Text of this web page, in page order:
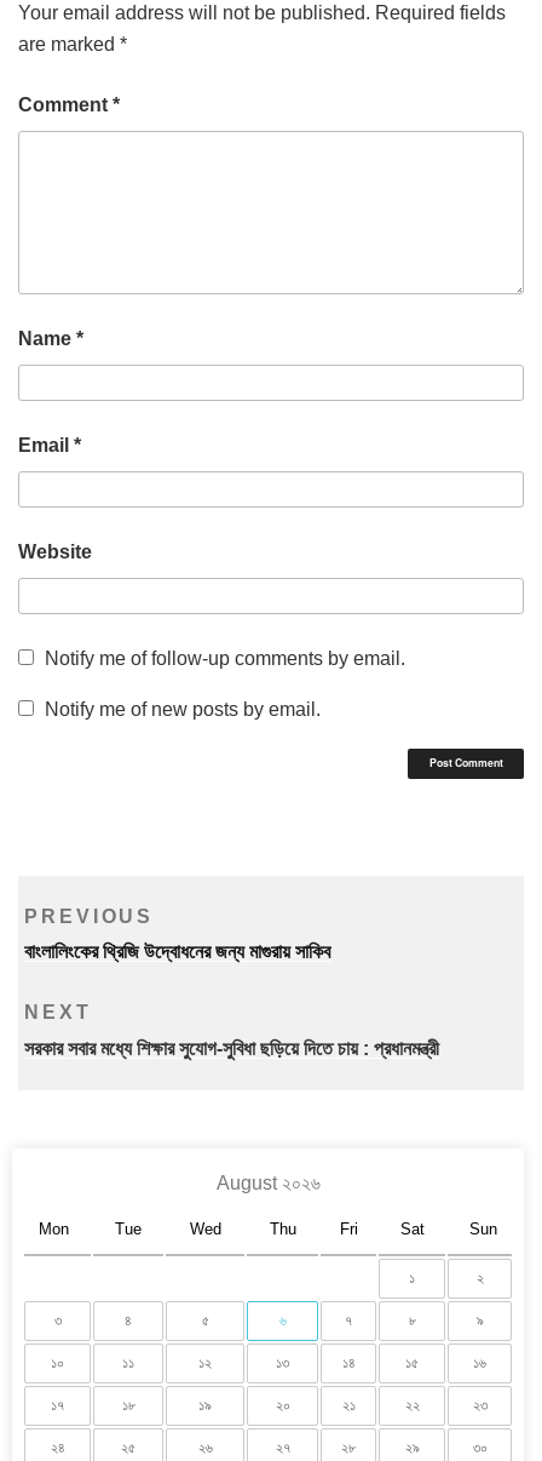
Your email address will not be published. Required fields
are marked *
Comment *
Name *
Email *
Website
Notify me of follow-up comments by email.
Notify me of new posts by email.
Post
navigation
Previous
Post
PREVIOUS
বাংলালিংকের থ্রিজি উদ্বোধনের জন্য মাগুরায় সাকিব
Next
Post
NEXT
সরকার সবার মধ্যে শিক্ষার সুযোগ-সুবিধা ছড়িয়ে দিতে চায় : প্রধানমন্ত্রী
August ২০২৬
Mon Tue Wed Thu Fri Sat Sun
১ ২
৩ ৪ ৫ ৬ ৭ ৮ ৯
১০ ১১ ১২ ১৩ ১৪ ১৫ ১৬
১৭ ১৮ ১৯ ২০ ২১ ২২ ২৩
২৪ ২৫ ২৬ ২৭ ২৮ ২৯ ৩০